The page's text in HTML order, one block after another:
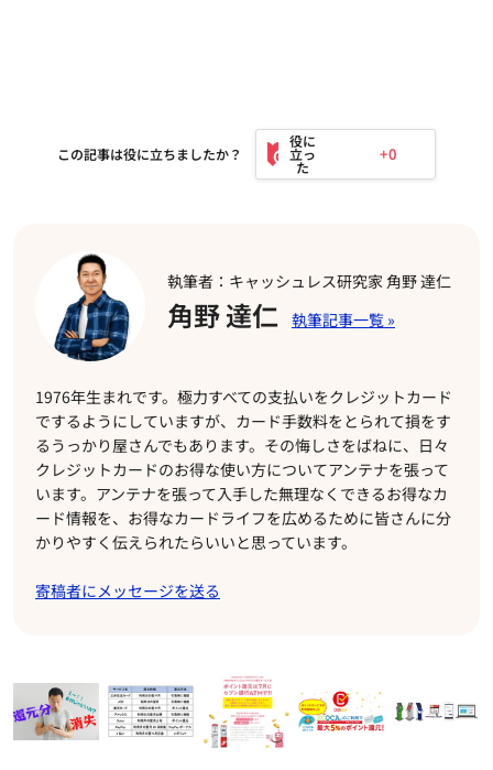
この記事は役に立ちましたか？ +0
執筆者：キャッシュレス研究家 角野 達仁
角野 達仁
1976年生まれです。極力すべての支払いをクレジットカード
でするようにしていますが、カード手数料をとられて損をす
るうっかり屋さんでもあります。その悔しさをばねに、日々
クレジットカードのお得な使い方についてアンテナを張って
います。アンテナを張って入手した無理なくできるお得なカ
ード情報を、お得なカードライフを広めるために皆さんに分
かりやすく伝えられたらいいと思っています。
寄稿者にメッセージを送る